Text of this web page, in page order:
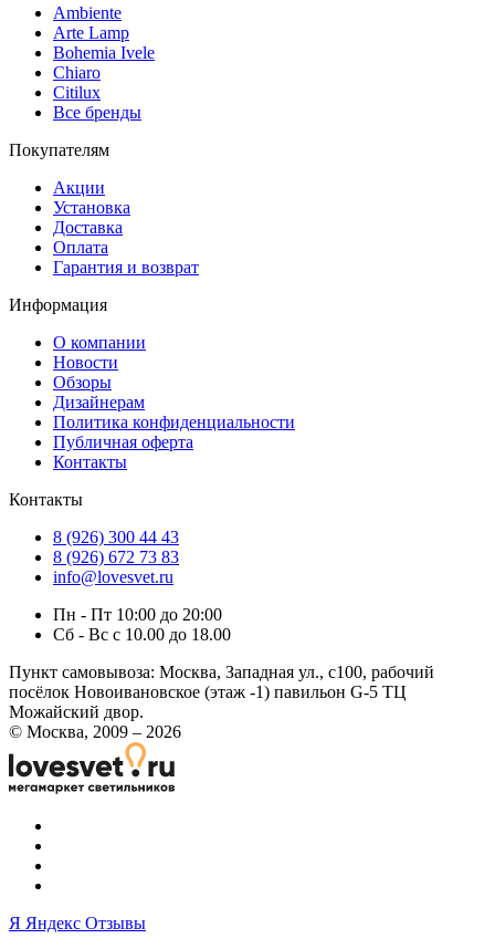
Ambiente
Arte Lamp
Bohemia Ivele
Chiaro
Citilux
Все бренды
Покупателям
Акции
Установка
Доставка
Оплата
Гарантия и возврат
Информация
О компании
Новости
Обзоры
Дизайнерам
Политика конфиденциальности
Публичная оферта
Контакты
Контакты
8 (926) 300 44 43
8 (926) 672 73 83
info@lovesvet.ru
Пн - Пт 10:00 до 20:00
Сб - Вс с 10.00 до 18.00
Пункт самовывоза: Москва, Западная ул., с100, рабочий
посёлок Новоивановское (этаж -1) павильон G-5 ТЦ
Можайский двор.
© Москва, 2009 – 2026
Я Яндекс Отзывы